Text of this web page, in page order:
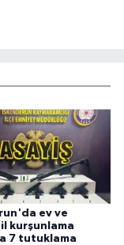
ev ve
kurşunlama
7 tutuklama